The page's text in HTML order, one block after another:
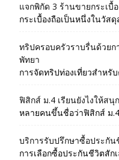
แจกพิกัด 3 ร้านขายกระเบื้
กระเบื้องถือเป็นหนึ่งในวั
ทริปครอบครัวราบรื่นด้วยก
พัทยา
การจัดทริปท่องเที่ยวสำห
ฟิสิกส์ ม.4 เรียนยังไงให้สนุ
หลายคนขึ้นชื่อว่าฟิสิกส์ ม
บริการรับปรึกษาซื้อประกัน
การเลือกซื้อประกันชีวิตสัก